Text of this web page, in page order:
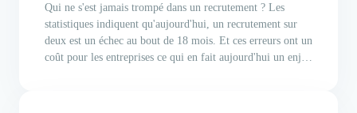
Qui ne s'est jamais trompé dans un recrutement ? Les
statistiques indiquent qu'aujourd'hui, un recrutement sur
deux est un échec au bout de 18 mois. Et ces erreurs ont un
coût pour les entreprises ce qui en fait aujourd'hui un enjeu